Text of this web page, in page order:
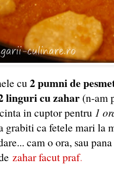
cu2 pumni de
linguri cu zahar (n-am
in cuptor pentru 1
grabiti ca fetele mari la
cam o ora, sau
zahar facut praf.